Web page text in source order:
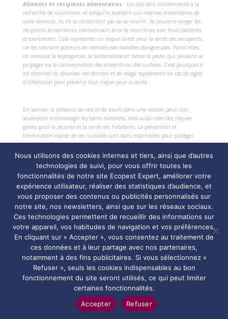
Aliments et récipients alimentaires : Les rats sont constamment à la
recherche de nourriture, et lorsqu’ils accèdent aux réserves alimentaires de
votre domicile, ils ne se contentent pas de se nourrir. Ils peuvent ronger les
récipients alimentaires, contaminant ainsi la nourriture avec leurs bactéries
et excréments. Cela représente un risque direct pour la santé des occupants,
car les rats sont porteurs de nombreuses maladies dangereuses. Parmi elles,
on retrouve la leptospirose, la salmonellose et même la peste, qui peuvent se
propager via la contamination des aliments ou des surfaces. C’est pourquoi il
est essentiel de sécuriser vos denrées et de réagir rapidement en cas de signe
d’infestation pour prévenir tout risque pour la santé.
En somme, la présence de rats et de souris dans une maison peut non
seulement endommager les biens matériels, mais aussi créer des risques
graves pour la sécurité et la santé des habitants. La prévention et
l’élimination rapide de ces nuisibles sont donc essentielles pour protéger
votre domicile et éviter des situations potentiellement catastrophiques.
Autres indices de la présence de rats: votre
santé
Outre les dommages matériels, une infestation de rats peut également poser
de graves risques pour la santé. L’urine de souris ou rat, les excréments, et la
contamination des aliments peuvent causer des maladies graves, notamment
des infections parasitaires et des maladies transmissibles à l’homme. Si vous
ou vos proches commencez à développer des symptômes inhabituels, tels que
des fièvres inexpliquées ou des douleurs abdominales, il pourrait s’agir d’une
conséquence directe de la présence de rats dans votre maison.
Dératisation de ma maison, est ce vraiment
nécessaire?
Unedératisationefficace est souvent indispensable pouréliminer les
ratsde manière durable. L’utilisation de pièges à ratset de produits
chimiques peut contribuer à
éloigner les rats , mais il est tout aussi
important deprévenir une infestationfuture. Cela passe par la
fermeture des points d’entrée, l’élimination des sources de nourriture, et la
mise en place de barrières physiques.
Dératisation par les experts – Ecopest Expert
Nous utilisons des cookies internes et tiers, ainsi que d’autres
technologies de suivi, pour vous offrir toutes les
fonctionnalités de notre site Ecopest Expert, améliorer votre
expérience utilisateur, réaliser des statistiques d’audience, et
vous proposer des contenus ou publicités personnalisés sur
notre site, nos newsletters, ainsi que sur les réseaux sociaux.
Ces technologies permettent de recueillir des informations sur
votre appareil, vos habitudes de navigation et vos préférences.
En cliquant sur « Accepter », vous consentez au traitement de
ces données et à leur partage avec nos partenaires,
notamment à des fins publicitaires. Si vous sélectionnez «
Refuser », seuls les cookies indispensables au bon
fonctionnement du site seront utilisés, ce qui peut limiter
certaines fonctionnalités.
Accepter
Refuser